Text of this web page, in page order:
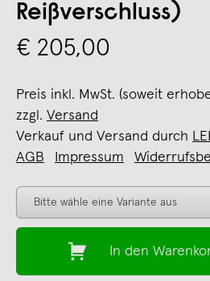
Reißverschluss)
€ 205,00
Preis inkl. MwSt. (soweit
zzgl. Versand
Verkauf und Versand durch
AGB
Impressum
In den